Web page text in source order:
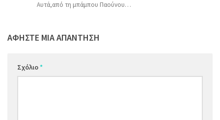
Αυτά,από τη μπάμπου Παούνου…
ΑΦΉΣΤΕ ΜΙΑ ΑΠΆΝΤΗΣΗ
Σχόλιο*